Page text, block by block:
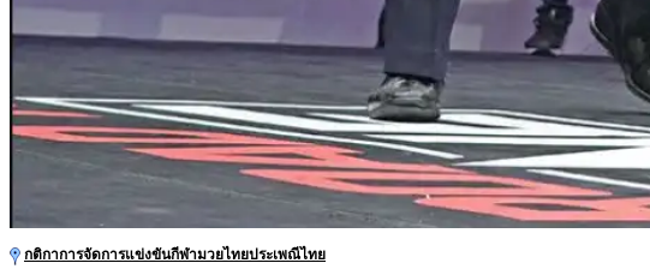
กติกาการจัดการแข่งขันกีฬามวยไทยประเพณีไทย